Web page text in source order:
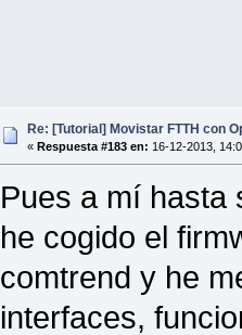
Re: [Tutorial] Movistar FTTH con
« Respuesta #183 en: 16-12-2013,
Pues a mí hasta
he cogido el
comtrend y he
interfaces,